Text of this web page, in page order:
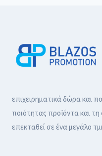
επιχειρηματικά δώρα και
ποιότητας προϊόντα και
επεκταθεί σε ένα μεγάλο